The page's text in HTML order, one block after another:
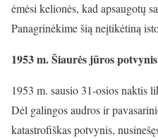
ėmėsi kelionės, kad apsaugotų
Panagrinėkime šią neįtikėtiną
1953 m. Šiaurės jūros potvynis
1953 m. sausio 31-osios naktis
Dėl galingos audros ir
katastrofiškas potvynis,